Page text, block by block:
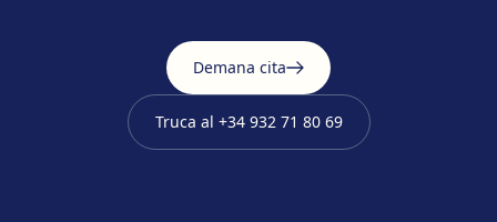
Demana cita
Truca al +34 932 71 80 69